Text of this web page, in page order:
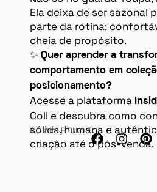
Ela deixa de ser sazonal
parte da rotina:
cheia de propósito.
✨ Quer aprender a
comportamento em
posicionamento?
Acesse a plataforma
Coll e descubra como
sólida, humana e
criação até o pós-venda.
COMPARTILHE: